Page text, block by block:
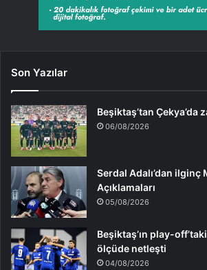
Son Yazılar
Beşiktaş’tan Çekya’da
06/08/2026
Serdal Adalı’dan ilginç
Açıklamaları
05/08/2026
Beşiktaş’ın play-
ölçüde netleşti
04/08/2026